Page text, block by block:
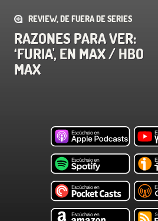
REVIEW, DE FUERA DE SERIES
RAZONES PARA VER:
‘FURIA', EN MAX / HBO
MAX